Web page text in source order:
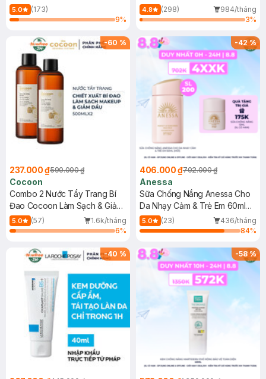
150ml
5.0
(173)
9%
4.8 (298)
984/tháng
3%
-60 %
237.000 ₫590.000 ₫
Cocoon
Combo 2 Nước Tẩy Trang Bí
Đao Cocoon Làm Sạch & Giảm
Dầu 500ml
5.0 (57)
1.6k/tháng
6%
-42%
406.000 ₫702.000 ₫
Anessa
Sữa Chống Nắng Anessa Cho
Da Nhạy Cảm & Trẻ Em 60ml
(Mới)
5.0 (23)
436/tháng
84%
-40 % -58%